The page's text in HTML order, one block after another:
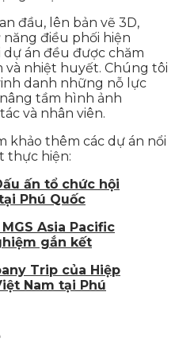
đầu, lên bản vẽ 3D,
điều phối hiện
án đều được chăm
nhiệt huyết. Chúng tôi
danh những nỗ lực
tầm hình ảnh
và nhân viên.
khảo thêm các dự án nổi
thực hiện:
ấn tổ chức hội
Phú Quốc
Asia Pacific
gắn kết
Trip của Hiệp
Nam tại Phú